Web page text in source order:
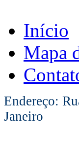
Início
Mapa
Endereço:
Janeiro